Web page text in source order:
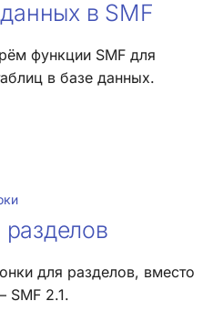
в SMF
функции SMF для
в базе данных.
для разделов, вместо
SMF 2.1.